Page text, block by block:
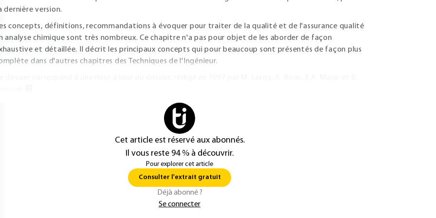
dernière version.
concepts, définitions, recommandations à évoquer pour traiter de la qualité et de l'assurance qualité
analyse chimique sont très nombreux. Ce chapitre n'a pas pour objet de les aborder de façon
et détaillée. Il décrit les principaux concepts qui pour beaucoup sont présentés de façon plus
dans d'autres chapitres des Techniques de l'Ingénieur.
Cet article est réservé aux abonnés.
Il vous reste 94 % à découvrir.
Pour explorer cet article
Consulter l'extrait gratuit
Déjà abonné ?
Se connecter